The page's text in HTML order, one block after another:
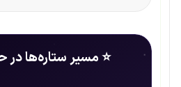
⭐ مسیر ستاره‌ها در